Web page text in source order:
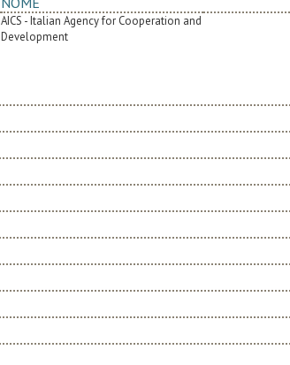
AICS - Italian Agency for Cooperation and
Development